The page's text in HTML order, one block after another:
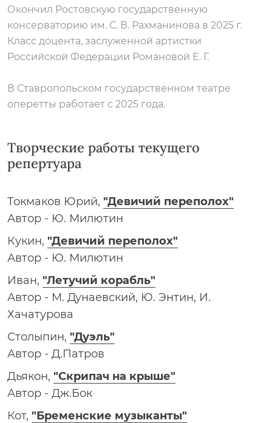
Окончил Ростовскую государственную
консерваторию им. С. В. Рахманинова в 2025 г.
Класс доцента, заслуженной артистки
Российской Федерации Романовой Е. Г.
В Ставропольском государственном театре
оперетты работает с 2025 года.
Творческие работы текущего
репертуара
Токмаков Юрий, "Девичий переполох"
Автор - Ю. Милютин
Кукин, "Девичий переполох"
Автор - Ю. Милютин
Иван, "Летучий корабль"
Автор - М. Дунаевский, Ю. Энтин, И.
Хачатурова
Столыпин, "Дуэль"
Автор - Д.Патров
Дьякон, "Скрипач на крыше"
Автор - Дж.Бок
Кот, "Бременские музыканты"